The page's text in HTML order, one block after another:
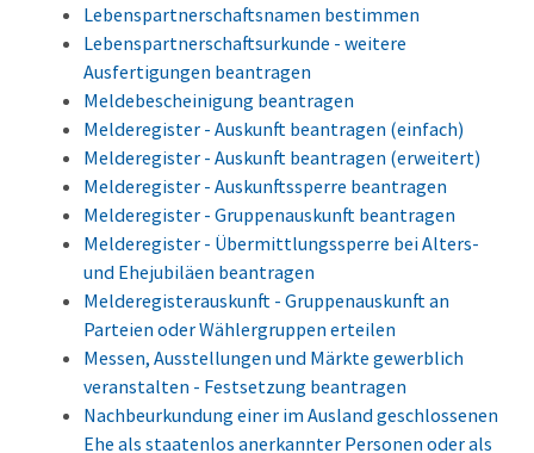
Lebenspartnerschaftsnamen bestimmen
Lebenspartnerschaftsurkunde - weitere
Ausfertigungen beantragen
Meldebescheinigung beantragen
Melderegister - Auskunft beantragen (einfach)
Melderegister - Auskunft beantragen (erweitert)
Melderegister - Auskunftssperre beantragen
Melderegister - Gruppenauskunft beantragen
Melderegister - Übermittlungssperre bei Alters-
und Ehejubiläen beantragen
Melderegisterauskunft - Gruppenauskunft an
Parteien oder Wählergruppen erteilen
Messen, Ausstellungen und Märkte gewerblich
veranstalten - Festsetzung beantragen
Nachbeurkundung einer im Ausland geschlossenen
Ehe als staatenlos anerkannter Personen oder als